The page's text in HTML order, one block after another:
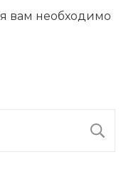
вам необходимо